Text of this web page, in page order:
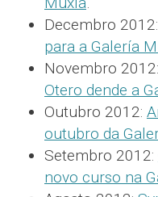
Decembro 2012:
para a Galería
Novembro 2012:
Otero dende a
Outubro 2012:
outubro da
Setembro 2012:
novo curso na